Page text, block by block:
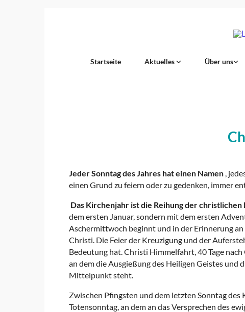
Startseite Aktuelles Über uns
Jeder Sonntag des Jahres hat einen Namen ,
einen Grund zu feiern oder zu gedenken, immer
Das Kirchenjahr ist die Reihung der christlichen
dem ersten Januar, sondern mit dem ersten
Aschermittwoch beginnt und in der Erinnerung
Christi. Die Feier der Kreuzigung und der
Bedeutung hat. Christi Himmelfahrt, 40 Tage
an dem die Ausgießung des Heiligen Geistes
Mittelpunkt steht.
Zwischen Pfingsten und dem letzten Sonntag
Totensonntag, an dem an das Versprechen des